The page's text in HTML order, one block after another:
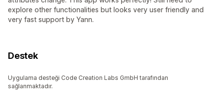
explore other functionalities but looks very user friendly and
very fast support by Yann.
Destek
Uygulama desteği Code Creation Labs GmbH tarafından
sağlanmaktadır.